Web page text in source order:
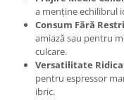
a menține echilibrul
Consum Fără
amiază sau pentru
culcare.
Versatilitate
pentru espressor
ibric.